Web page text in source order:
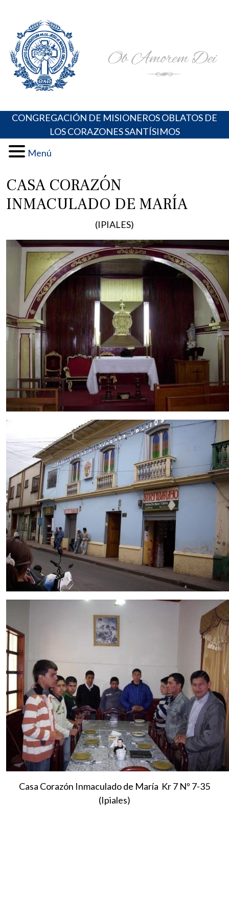
content
Portal de los Padres Oblatos. Advocaciones Marianas,
Oraciones, Música religiosa y más
CONGREGACIÓN DE MISIONEROS OBLATOS DE
LOS CORAZONES SANTÍSIMOS
Menú
CASA CORAZÓN
INMACULADO DE MARÍA
(IPIALES)
Casa Corazón Inmaculado de María Kr 7 Nº 7-35
(Ipiales)